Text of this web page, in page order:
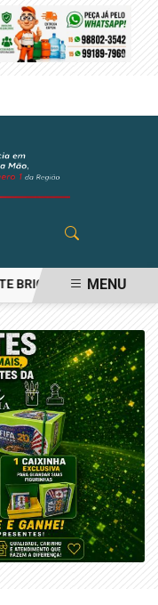
FAMILIAR EMMENU